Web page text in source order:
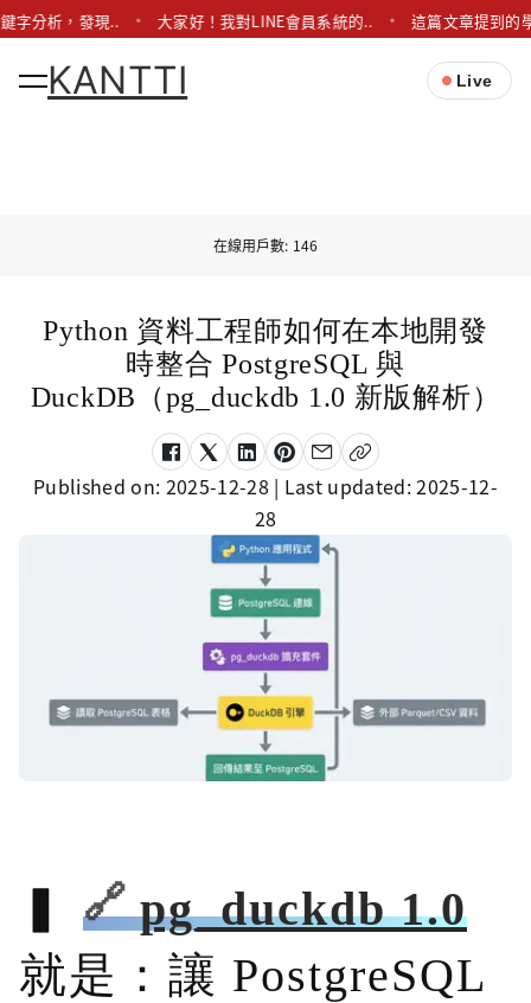
字分析，發現.. 大家好！我對LINE會員系統的.. 這篇文章提到的
KANTTI Live
在線用戶數: 146
Python 資料工程師如何在本地開發
時整合 PostgreSQL 與
DuckDB（pg_duckdb 1.0 新版解析）
Published on: 2025-12-28 | Last updated:2025-12-
28
pg_duckdb 1.0
就是：讓 PostgreSQL